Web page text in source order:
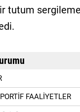
tutum
FAALİYETLER